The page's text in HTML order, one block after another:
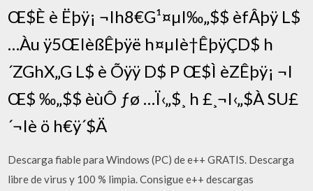
Œ$È è Ëþÿ¡ ¬Ih8€G¹¤µI‰„$$ èfÂþÿ L$
…Àu ÿ5Œ­IèßÊþÿë h¤µIè†ÊþÿÇD$ h
´ZGhX„G L$ è Õÿÿ D$ P Œ$Ì èZÊþÿ¡ ¬I
Œ$ ‰„$$ èùÔ ƒø …Ï‹„$¸ h £¸¬I‹„$À SU£
´¬Iè ö h€ÿ´$Ä
Descarga fiable para Windows (PC) de e++ GRATIS. Descarga
libre de virus y 100 % limpia. Consigue e++ descargas